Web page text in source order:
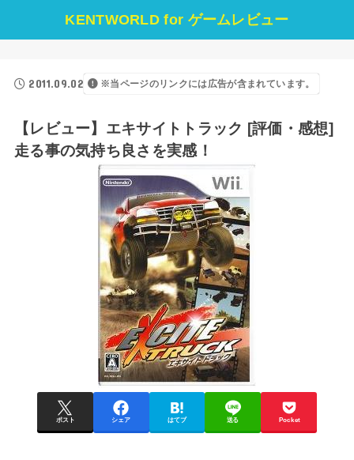
KENTWORLD for ゲームレビュー
2011.09.02 ※当ページのリンクには広告が含まれています。
【レビュー】エキサイトトラック [評価・感想]
走る事の気持ち良さを実感！
ポスト シェア はてブ 送る Pocket